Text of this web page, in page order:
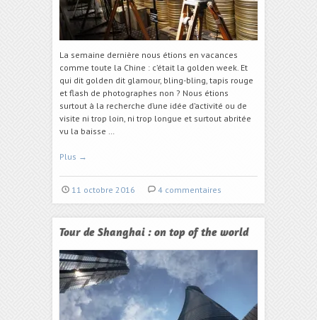
La semaine dernière nous étions en vacances
comme toute la Chine : c’était la golden week. Et
qui dit golden dit glamour, bling-bling, tapis rouge
et flash de photographes non ? Nous étions
surtout à la recherche d’une idée d’activité ou de
visite ni trop loin, ni trop longue et surtout abritée
vu la baisse …
Plus →
11 octobre 2016 4 commentaires
Tour de Shanghai : on top of the world